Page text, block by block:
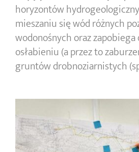
horyzontów
mieszaniu się wód różnych
wodonośnych oraz
osłabieniu (a przez to
gruntów drobnoziarnistych